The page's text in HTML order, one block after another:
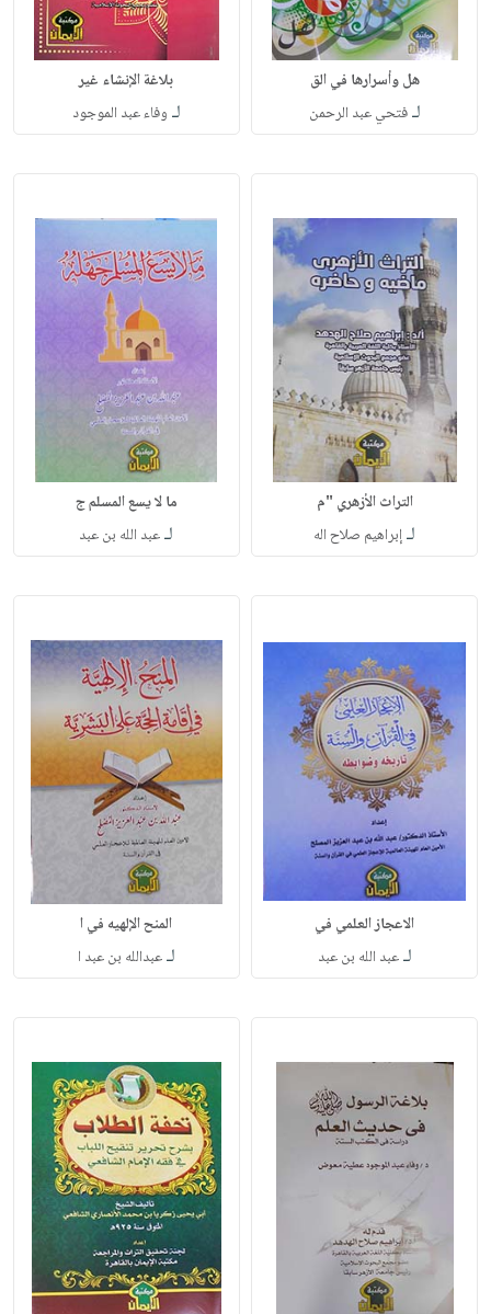
هل وأسرارها في الق
لـفتحي عبد الرحمن
بلاغة الإنشاء غير
لـ وفاء عبد الموجود
التراث الأزهري "م
لـإبراهيم صلاح اله
ما لا يسع المسلم ج
لـعبد الله بن عبد
الاعجاز العلمي في
لـعبد الله بن عبد
المنح الإلهيه في ا
لـعبدالله بن عبد ا